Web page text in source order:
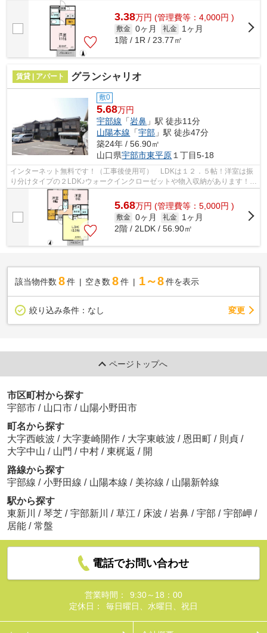
アの賃貸情報をお探しなら、地域に詳...
3.38万円 (管理費等：4,000円 )
敷金 0ヶ月 礼金
1ヶ月
1階 / 1R / 23.77㎡
賃貸 | アパート グランシャリオ
敷0
5.68万円
宇部線 「岩鼻 」駅 徒歩11分
山陽本線 「宇部 」駅 徒歩47分
築24年 / 56.90㎡
山口県宇部市東平原 １丁目5-18
インターネット無料です！（工事後使用可） LDKは１２．５帖！洋室は振
り分けタイプの２LDK♪ウォークインクローゼットや物入収納があります！共
用部には宅配ボックス付き！バルコニー...
5.68万円 (管理費等：5,000円 )
敷金 0ヶ月 礼金
1ヶ月
2階 / 2LDK / 56.90㎡
該当物件数 8件 空き数 8 件 1～8 件を表示
絞り込み条件： なし 変更
ページトップへ
市区町村から探す
宇部市 / 山口市 / 山陽小野田市
町名から探す
大字西岐波 / 大字妻崎開作 / 大字東岐波 / 恩田町 / 則貞 /
大字中山 / 山門 / 中村 / 東梶返 / 開
路線から探す
宇部線 / 小野田線 / 山陽本線 / 美祢線 / 山陽新幹線
駅から探す
東新川
/ 琴芝 / 宇部新川 / 草江 / 床波 / 岩鼻 / 宇部 / 宇部岬 /
居能 / 常盤
電話でお問い合わせ
営業時間：
9:30～18：00
定休日：
毎日曜日、水曜日、祝日